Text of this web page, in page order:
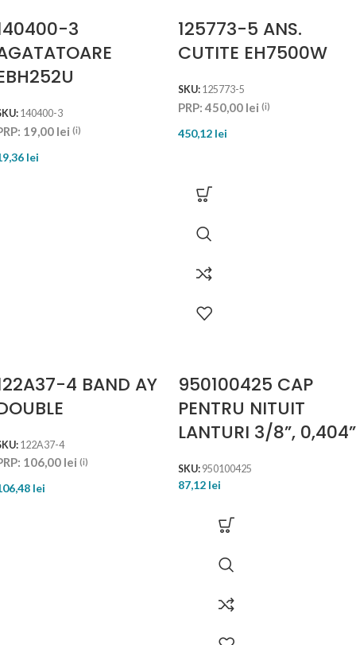
3
140400-3
19,00 lei (i)
lei
125773-5 ANS.
CUTITE EH7500W
SKU: 125773-5
PRP: 450,00 lei (i)
450,12 lei
4 BAND AY
122A37-4
106,00 lei (i)
lei
950100425 CAP
PENTRU NITUIT
LANTURI 3/8”, 0,404”
SKU: 950100425
87,12 lei